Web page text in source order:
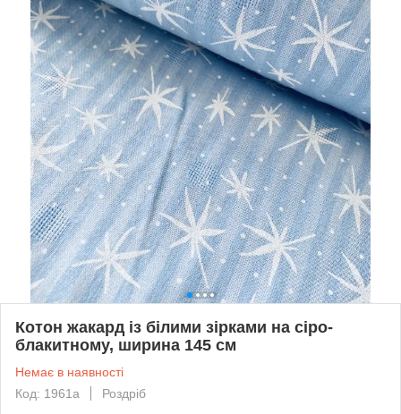
Котон жакард із білими зірками на сіро-
блакитному, ширина 145 см
Немає в наявності
Код: 1961а
Роздріб